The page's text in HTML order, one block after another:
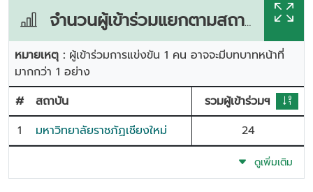
จำนวนผู้เข้าร่วมแยกตามสถาบัน
หมายเหตุ : ผู้เข้าร่วมการแข่งขัน 1 คน อาจจะมีบทบาทหน้าที่
มากกว่า 1 อย่าง
#
สถาบัน
รวมผู้เข้าร่วมฯ
1
มหาวิทยาลัยราชภัฏเชียงใหม่ 24
ดูเพิ่มเติม